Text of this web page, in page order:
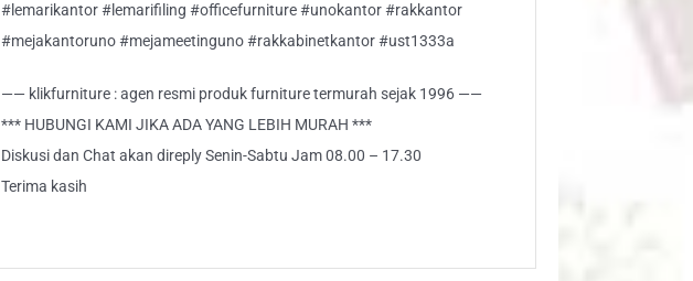
#lemarikantor #lemarifiling #officefurniture #unokantor #rakkantor
#mejakantoruno #mejameetinguno #rakkabinetkantor #ust1333a
—— klikfurniture : agen resmi produk furniture termurah sejak 1996 ——
*** HUBUNGI KAMI JIKA ADA YANG LEBIH MURAH ***
Diskusi dan Chat akan direply Senin-Sabtu Jam 08.00 – 17.30
Terima kasih